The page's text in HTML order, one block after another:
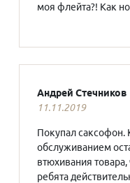
моя флейта?! Как
Андрей Стечников
11.11.2019
Покупал саксофон.
обслуживанием
втюхивания
ребята